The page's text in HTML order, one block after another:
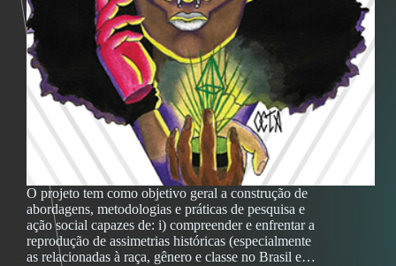
O projeto tem como objetivo geral a construção de
abordagens, metodologias e práticas de pesquisa e
ação social capazes de: i) compreender e enfrentar a
reprodução de assimetrias históricas (especialmente
as relacionadas à raça, gênero e classe no Brasil e…